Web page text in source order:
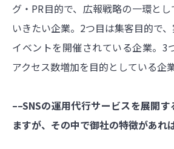
グ・PR目的で、広報戦略の一環と
いきたい企業。2つ目は集客目的で
イベントを開催されている企業。3
アクセス数増加を目的としている企業
––SNSの運用代行サービスを展開
ますが、その中で御社の特徴があれ